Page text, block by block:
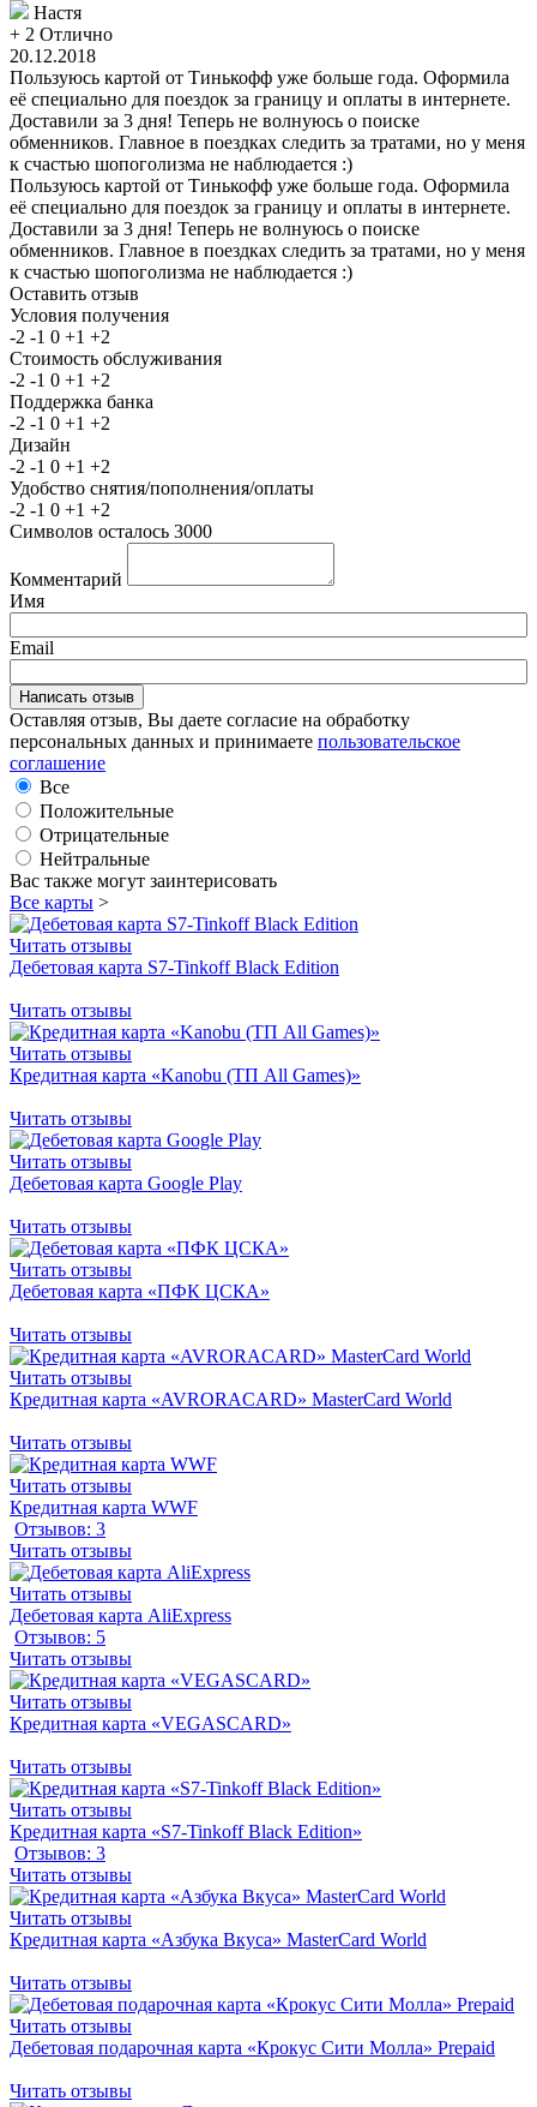
Настя
+ 2 Отлично
20.12.2018
Пользуюсь картой от Тинькофф уже больше года. Оформила
её специально для поездок за границу и оплаты в интернете.
Доставили за 3 дня! Теперь не волнуюсь о поиске
обменников. Главное в поездках следить за тратами, но у меня
к счастью шопоголизма не наблюдается :)
Пользуюсь картой от Тинькофф уже больше года. Оформила
её специально для поездок за границу и оплаты в интернете.
Доставили за 3 дня! Теперь не волнуюсь о поиске
обменников. Главное в поездках следить за тратами, но у меня
к счастью шопоголизма не наблюдается :)
Оставить отзыв
Условия получения
-2 -1 0 +1 +2
Стоимость обслуживания
-2 -1 0 +1 +2
Поддержка банка
-2 -1 0 +1 +2
Дизайн
-2 -1 0 +1 +2
Удобство снятия/пополнения/оплаты
-2 -1 0 +1 +2
Символов осталось 3000
Комментарий
Имя
Email
Оставляя отзыв, Вы даете согласие на обработку
персональных данных и принимаете пользовательское
соглашение
Все
Положительные
Отрицательные
Нейтральные
Вас также могут заинтерисовать
Все карты >
Читать отзывы
Дебетовая карта S7-Tinkoff Black Edition
Читать отзывы
Читать отзывы
Кредитная карта «Kanobu (ТП All Games)»
Читать отзывы
Читать отзывы
Дебетовая карта Google Play
Читать отзывы
Читать отзывы
Дебетовая карта «ПФК ЦСКА»
Читать отзывы
Читать отзывы
Кредитная карта «AVRORACARD» MasterCard World
Читать отзывы
Читать отзывы
Кредитная карта WWF
Отзывов: 3
Читать отзывы
Читать отзывы
Дебетовая карта AliExpress
Отзывов: 5
Читать отзывы
Читать отзывы
Кредитная карта «VEGASCARD»
Читать отзывы
Читать отзывы
Кредитная карта «S7-Tinkoff Black Edition»
Отзывов: 3
Читать отзывы
Читать отзывы
Кредитная карта «Азбука Вкуса» MasterCard World
Читать отзывы
Читать отзывы
Дебетовая подарочная карта «Крокус Сити Молла» Prepaid
Читать отзывы